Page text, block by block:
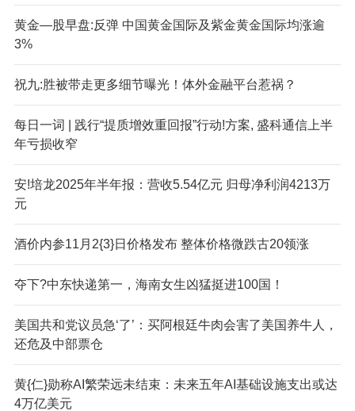
黄金—股早盘:反弹 中国黄金国际及紫金黄金国际均涨逾
3%
祝九:胜被带走更多细节曝光！体外金融平台惹祸？
每日一词 | 践行“提质增效重回报”行动!方案, 盛科通信上半
年亏损收窄
安!培龙2025年半年报：营收5.54亿元 归母净利润4213万
元
酒价内参11月2{3}日价格发布 整体价格微跌古20领涨
夺下?中东快递第一，海南女生凶猛挺进100国！
美国共和党议员急‘了’：买阿根廷牛肉会害了美国养牛人，
还危及中部票仓
黄{仁}勋称AI繁荣远未结束：未来五年AI基础设施支出或达
4万亿美元